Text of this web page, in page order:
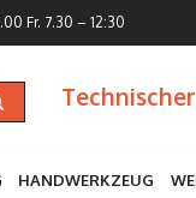
Fr. 7.30 – 12:30
HANDWERKZEUG